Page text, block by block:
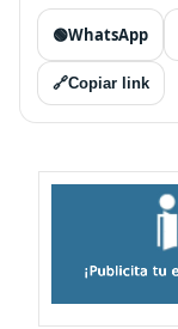
🟢WhatsApp
🔗Copiar link